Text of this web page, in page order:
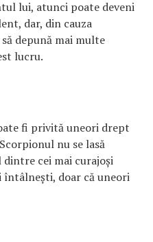
lui, atunci poate deveni
dar, din cauza
depună mai multe
lucru.
fi privită uneori drept
nu se lasă
cei mai curajoși
întâlnești, doar că uneori